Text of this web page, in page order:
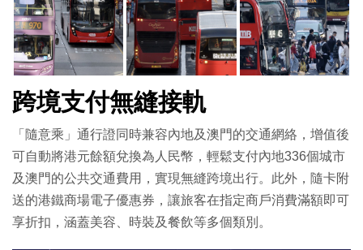
跨境支付無縫接軌
「隨意乘」通行證同時兼容內地及澳門的交通網絡，增值後
可自動將港元餘額兌換為人民幣，輕鬆支付內地336個城市
及澳門的公共交通費用，實現無縫跨境出行。此外，隨卡附
送的港鐵商場電子優惠券，讓旅客在指定商戶消費滿額即可
享折扣，涵蓋美容、時裝及餐飲等多個類別。